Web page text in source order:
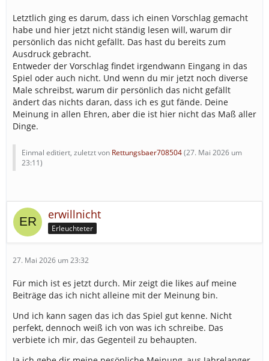
Letztlich ging es darum, dass ich einen Vorschlag gemacht
habe und hier jetzt nicht ständig lesen will, warum dir
persönlich das nicht gefällt. Das hast du bereits zum
Ausdruck gebracht.
Entweder der Vorschlag findet irgendwann Eingang in das
Spiel oder auch nicht. Und wenn du mir jetzt noch diverse
Male schreibst, warum dir persönlich das nicht gefällt
ändert das nichts daran, dass ich es gut fände. Deine
Meinung in allen Ehren, aber die ist hier nicht das Maß aller
Dinge.
Einmal editiert, zuletzt von Rettungsbaer708504(27. Mai 2026 um
23:11)
erwillnicht
Erleuchteter
27. Mai 2026 um 23:32
Für mich ist es jetzt durch. Mir zeigt die likes auf meine
Beiträge das ich nicht alleine mit der Meinung bin.
Und ich kann sagen das ich das Spiel gut kenne. Nicht
perfekt, dennoch weiß ich von was ich schreibe. Das
verbiete ich mir, das Gegenteil zu behaupten.